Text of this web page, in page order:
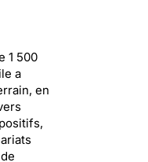
1 500
a
en